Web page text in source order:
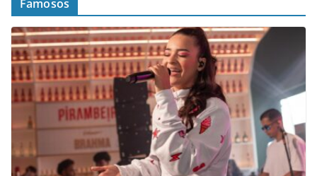
Famosos